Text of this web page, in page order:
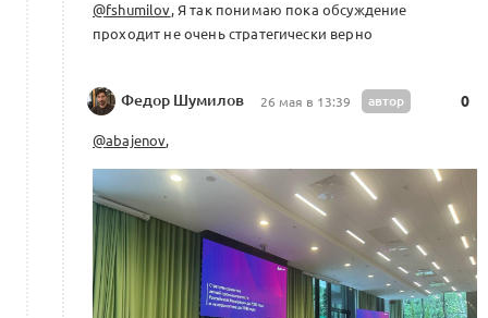
@fshumilov, Я так понимаю пока обсуждение
проходит не очень стратегически верно
Федор Шумилов 26 мая в 13:39 автор 0
@abajenov,